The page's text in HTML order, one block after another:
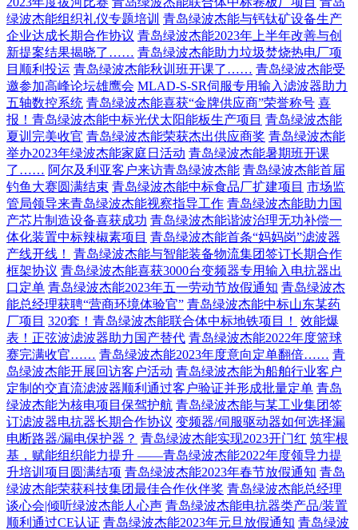
绿波杰能组织礼仪专题培训 青岛绿波杰能与钙钛矿设备生产
企业达成长期合作协议 青岛绿波杰能2023年上半年改善与创
新提案结果揭晓了…… 青岛绿波杰能助力垃圾焚烧热电厂项
目顺利投运 青岛绿波杰能秋训班开课了…… 青岛绿波杰能受
邀参加高峰论坛雄鹰会 MLAD-S-SR伺服专用输入滤波器助力
五轴数控系统 青岛绿波杰能喜获“金牌供应商”荣誉称号 喜
报！青岛绿波杰能中标光伏太阳能板生产项目 青岛绿波杰能
夏训完美收官 青岛绿波杰能荣获杰出供应商奖 青岛绿波杰能
举办2023年绿波杰能家庭日活动 青岛绿波杰能暑期班开课
了…… 阿尔及利亚客户来访青岛绿波杰能 青岛绿波杰能首届
钓鱼大赛圆满结束 青岛绿波杰能中标食品厂扩建项目 市场监
管局领导来青岛绿波杰能视察指导工作 青岛绿波杰能助力国
产芯片制造设备喜获成功 青岛绿波杰能谐波治理无功补偿一
体化装置中标辣椒素项目 青岛绿波杰能首条“妈妈岗”滤波器
产线开线！
青岛绿波杰能与智能装备物流集团签订长期合作
框架协议 青岛绿波杰能喜获3000台变频器专用输入电抗器出
口定单 青岛绿波杰能2023年五一劳动节放假通知 青岛绿波杰
能总经理获聘“营商环境体验官” 青岛绿波杰能中标山东某药
厂项目 320套！青岛绿波杰能联合体中标地铁项目！
效能爆
表！正弦波滤波器助力国产替代 青岛绿波杰能2022年度篮球
赛完满收官…… 青岛绿波杰能2023年度意向定单翻倍…… 青
岛绿波杰能开展回访客户活动 青岛绿波杰能为船舶行业客户
定制的交直流滤波器顺利通过客户验证并形成批量定单 青岛
绿波杰能为核电项目保驾护航 青岛绿波杰能与某工业集团签
订滤波器电抗器长期合作协议 变频器/伺服驱动器如何选择漏
电断路器/漏电保护器？ 青岛绿波杰能实现2023开门红 筑牢根
基，赋能组织能力提升 ——青岛绿波杰能2022年度领导力提
升培训项目圆满结项 青岛绿波杰能2023年春节放假通知 青岛
绿波杰能荣获科技集团最佳合作伙伴奖 青岛绿波杰能总经理
谈心会|倾听绿波杰能人心声 青岛绿波杰能电抗器类产品/装置
顺利通过CE认证 青岛绿波杰能2023年元旦放假通知 青岛绿波